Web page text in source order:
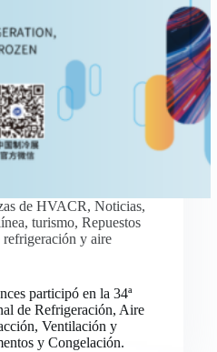
de HVACR, Noticias,
, turismo, Repuestos
refrigeración y aire
participó en la 34ª
de Refrigeración, Aire
Ventilación y
y Congelación.